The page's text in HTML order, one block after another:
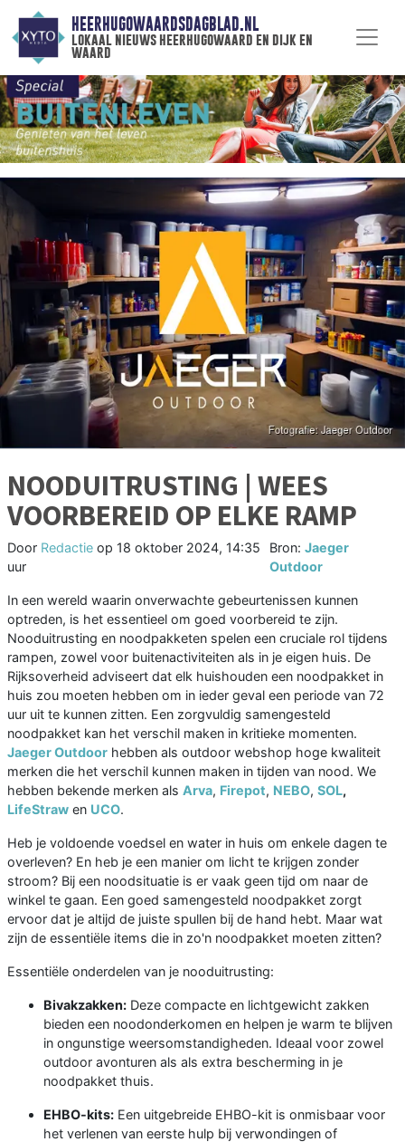
HEERHUGOWAARDSDAGBLAD.NL
lokaal nieuws heerhugowaard en dijk en
waard
NOODUITRUSTING | WEES
VOORBEREID OP ELKE RAMP
Door Redactie op 18 oktober 2024, 14:35
uur
Bron: Jaeger
Outdoor
In een wereld waarin onverwachte gebeurtenissen kunnen
optreden, is het essentieel om goed voorbereid te zijn.
Nooduitrusting en noodpakketen spelen een cruciale rol tijdens
rampen, zowel voor buitenactiviteiten als in je eigen huis. De
Rijksoverheid adviseert dat elk huishouden een noodpakket in
huis zou moeten hebben om in ieder geval een periode van 72
uur uit te kunnen zitten. Een zorgvuldig samengesteld
noodpakket kan het verschil maken in kritieke momenten.
Jaeger Outdoor hebben als outdoor webshop hoge kwaliteit
merken die het verschil kunnen maken in tijden van nood. We
hebben bekende merken als Arva, Firepot, NEBO, SOL,
LifeStraw en UCO.
Heb je voldoende voedsel en water in huis om enkele dagen te
overleven? En heb je een manier om licht te krijgen zonder
stroom? Bij een noodsituatie is er vaak geen tijd om naar de
winkel te gaan. Een goed samengesteld noodpakket zorgt
ervoor dat je altijd de juiste spullen bij de hand hebt. Maar wat
zijn de essentiële items die in zo'n noodpakket moeten zitten?
Essentiële onderdelen van je nooduitrusting:
Bivakzakken: Deze compacte en lichtgewicht zakken
bieden een noodonderkomen en helpen je warm te blijven
in ongunstige weersomstandigheden. Ideaal voor zowel
outdoor avonturen als als extra bescherming in je
noodpakket thuis.
EHBO-kits: Een uitgebreide EHBO-kit is onmisbaar voor
het verlenen van eerste hulp bij verwondingen of